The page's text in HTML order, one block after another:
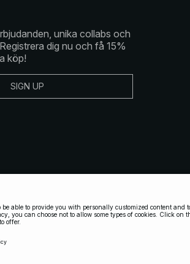
unika collabs och
dig nu och få 15%
köp!
SIGN UP
World AB